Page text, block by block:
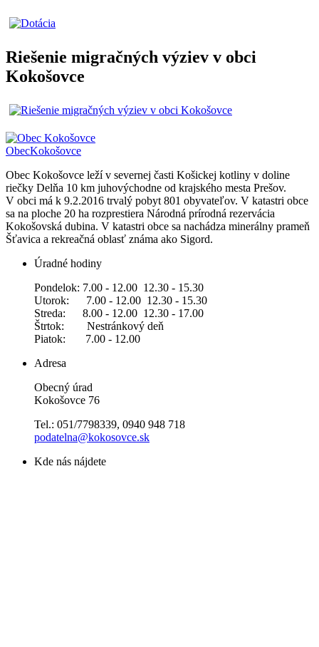
Riešenie migračných výziev v obci
Kokošovce
ObecKokošovce
Obec Kokošovce leží v severnej časti Košickej kotliny v doline
riečky Delňa 10 km juhovýchodne od krajského mesta Prešov.
V obci má k 9.2.2016 trvalý pobyt 801 obyvateľov. V katastri obce
sa na ploche 20 ha rozprestiera Národná prírodná rezervácia
Kokošovská dubina. V katastri obce sa nachádza minerálny prameň
Šťavica a rekreačná oblasť známa ako Sigord.
Úradné hodiny
Pondelok: 7.00 - 12.00 12.30 - 15.30
Utorok: 7.00 - 12.00 12.30 - 15.30
Streda: 8.00 - 12.00 12.30 - 17.00
Štrtok: Nestránkový deň
Piatok: 7.00 - 12.00
Adresa
Obecný úrad
Kokošovce 76
Tel.: 051/7798339, 0940 948 718
podatelna@kokosovce.sk
Kde nás nájdete